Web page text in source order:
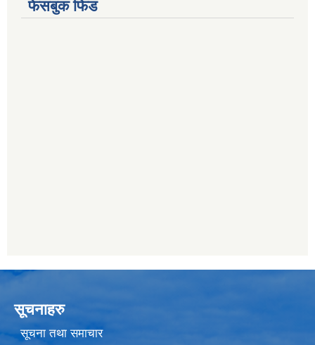
फेसबुक फिड
सूचनाहरु
सूचना तथा समाचार